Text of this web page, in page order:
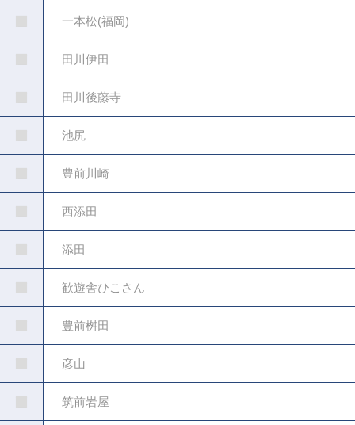
一本松(福岡)
田川伊田
田川後藤寺
池尻
豊前川崎
西添田
添田
歓遊舎ひこさん
豊前桝田
彦山
筑前岩屋